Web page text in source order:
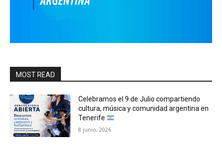
MOST READ
Celebramos el 9 de Julio compartiendo
cultura, música y comunidad argentina en
Tenerife
8 junio, 2026